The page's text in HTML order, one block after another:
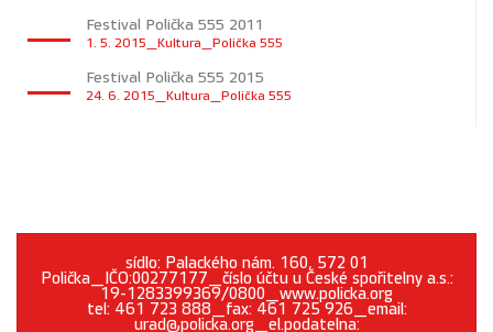
Festival Polička 555 2011
1. 5. 2015_Kultura_Polička 555
Festival Polička 555 2015
24. 6. 2015_Kultura_Polička 555
sídlo: Palackého nám. 160, 572 01
Polička_IČO:00277177_číslo účtu u České spořitelny a.s.:
19-1283399369/0800_www.policka.org
tel: 461 723 888_fax: 461 725 926_email:
urad@policka.org_el.podatelna: